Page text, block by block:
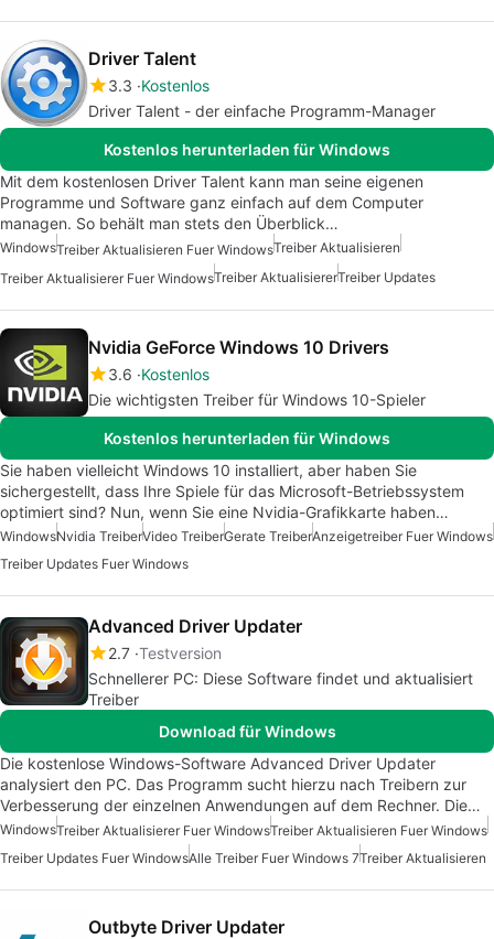
Driver Talent
3.3 Kostenlos
Driver Talent - der einfache Programm-Manager
Kostenlos herunterladen für Windows
Mit dem kostenlosen Driver Talent kann man seine eigenen
Programme und Software ganz einfach auf dem Computer
managen. So behält man stets den Überblick…
WindowsTreiber Aktualisieren Fuer WindowsTreiber Aktualisieren
Treiber Aktualisierer Fuer WindowsTreiber AktualisiererTreiber Updates
Nvidia GeForce Windows 10 Drivers
3.6 Kostenlos
Die wichtigsten Treiber für Windows 10-Spieler
Kostenlos herunterladen für Windows
Sie haben vielleicht Windows 10 installiert, aber haben Sie
sichergestellt, dass Ihre Spiele für das Microsoft-Betriebssystem
optimiert sind? Nun, wenn Sie eine Nvidia-Grafikkarte haben…
WindowsNvidia TreiberVideo TreiberGerate TreiberAnzeigetreiber Fuer Windows
Treiber Updates Fuer Windows
Advanced Driver Updater
2.7 Testversion
Schnellerer PC: Diese Software findet und aktualisiert
Treiber
Download für Windows
Die kostenlose Windows-Software Advanced Driver Updater
analysiert den PC. Das Programm sucht hierzu nach Treibern zur
Verbesserung der einzelnen Anwendungen auf dem Rechner. Die…
WindowsTreiber Aktualisierer Fuer WindowsTreiber Aktualisieren Fuer Windows
Treiber Updates Fuer WindowsAlle Treiber Fuer Windows 7Treiber Aktualisieren
Outbyte Driver Updater